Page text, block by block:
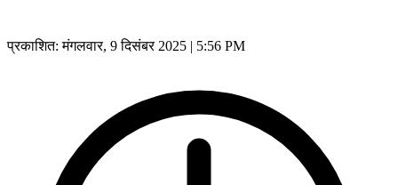
प्रकाशित:मंगलवार, 9 दिसंबर 2025 | 5:56 PM